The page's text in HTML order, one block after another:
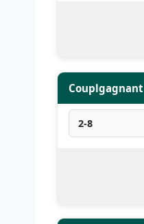
Couplgagnant
2-8